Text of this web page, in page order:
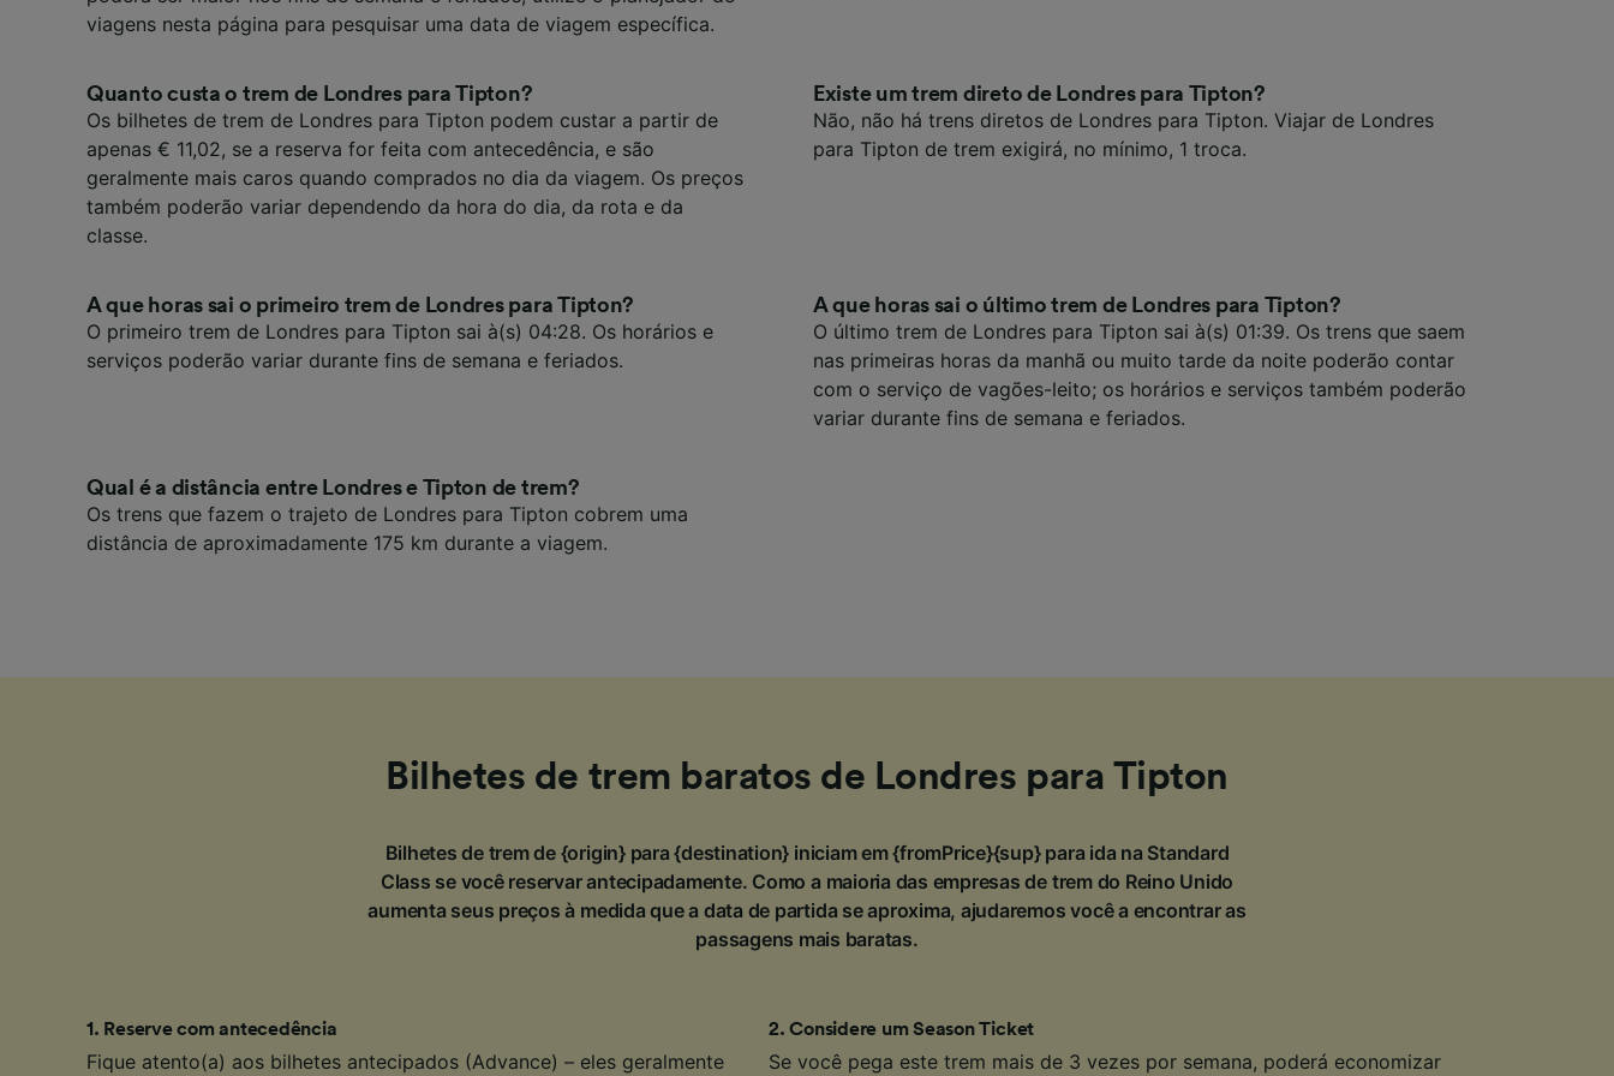
viagens nesta página para pesquisar uma data de viagem específica.
Quanto custa o trem de Londres para Tipton?
Os bilhetes de trem de Londres para Tipton podem custar a partir de
apenas € 11,02, se a reserva for feita com antecedência, e são
geralmente mais caros quando comprados no dia da viagem. Os preços
também poderão variar dependendo da hora do dia, da rota e da
classe.
Existe um trem direto de Londres para Tipton?
Não, não há trens diretos de Londres para Tipton. Viajar de Londres
para Tipton de trem exigirá, no mínimo, 1 troca.
A que horas sai o primeiro trem de Londres para Tipton?
O primeiro trem de Londres para Tipton sai à(s) 04:28. Os horários e
serviços poderão variar durante fins de semana e feriados.
A que horas sai o último trem de Londres para Tipton?
O último trem de Londres para Tipton sai à(s) 01:39. Os trens que saem
nas primeiras horas da manhã ou muito tarde da noite poderão contar
com o serviço de vagões-leito; os horários e serviços também poderão
variar durante fins de semana e feriados.
Qual é a distância entre Londres e Tipton de trem?
Os trens que fazem o trajeto de Londres para Tipton cobrem uma
distância de aproximadamente 175 km durante a viagem.
Bilhetes de trem baratos de Londres para Tipton
Bilhetes de trem de {origin} para {destination} iniciam em {fromPrice}{sup} para ida na Standard
Class se você reservar antecipadamente. Como a maioria das empresas de trem do Reino Unido
aumenta seus preços à medida que a data de partida se aproxima, ajudaremos você a encontrar as
passagens mais baratas.
1 . Reserve com antecedência
Fique atento(a) aos bilhetes antecipados (Advance) – eles geralmente
2.Considere um Season Ticket
Se você pega este trem mais de 3 vezes por semana, poderá economizar
Lista de parceiros (fornecedores)